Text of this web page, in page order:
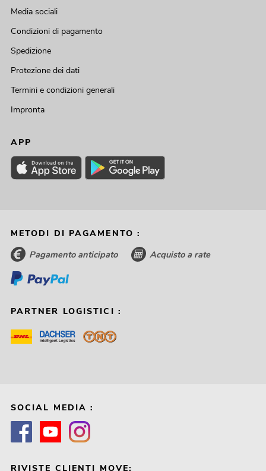
Media sociali
Condizioni di pagamento
Spedizione
Protezione dei dati
Termini e condizioni generali
Impronta
APP
METODI DI PAGAMENTO :
Pagamento anticipato Acquisto a rate
PARTNER LOGISTICI :
SOCIAL MEDIA :
RIVISTE CLIENTI MOVE: